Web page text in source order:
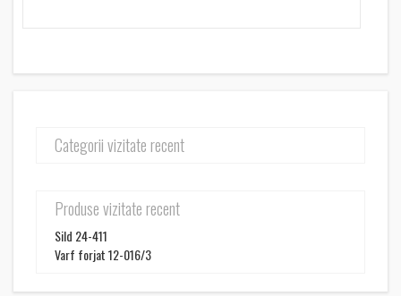
Categorii vizitate recent
Produse vizitate recent
Sild 24-411
Varf forjat 12-016/3